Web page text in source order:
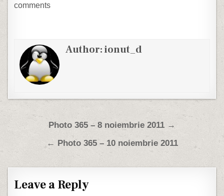
comments
Author:ionut_d
Post navigation
Photo 365 – 8 noiembrie 2011 →
← Photo 365 – 10 noiembrie 2011
Leave a Reply